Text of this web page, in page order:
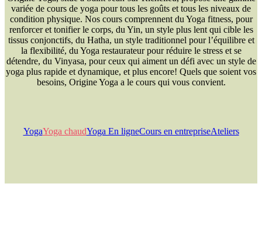
variée de cours de yoga pour tous les goûts et tous les niveaux de
condition physique. Nos cours comprennent du Yoga fitness, pour
renforcer et tonifier le corps, du Yin, un style plus lent qui cible les
tissus conjonctifs, du Hatha, un style traditionnel pour l’équilibre et
la flexibilité, du Yoga restaurateur pour réduire le stress et se
détendre, du Vinyasa, pour ceux qui aiment un défi avec un style de
yoga plus rapide et dynamique, et plus encore! Quels que soient vos
besoins, Origine Yoga a le cours qui vous convient.
YogaYoga chaudYoga En ligneCours en entrepriseAteliers